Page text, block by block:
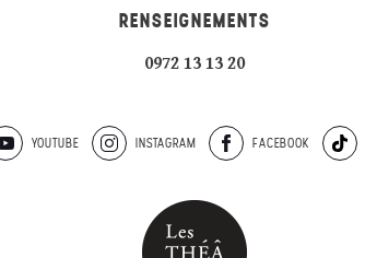
RENSEIGNEMENTS
0972 13 13 20
YOUTUBE INSTAGRAM FACEBOOK